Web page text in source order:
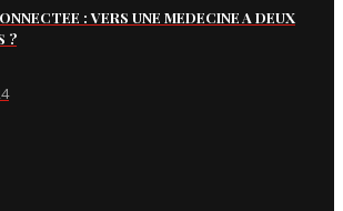
: VERS UNE MEDECINE A DEUX
?